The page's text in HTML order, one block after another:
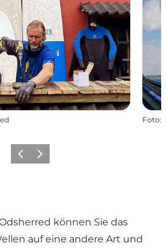
Foto:
Vorherige Folie
Nächste Folie
können Sie das
auf eine andere Art und